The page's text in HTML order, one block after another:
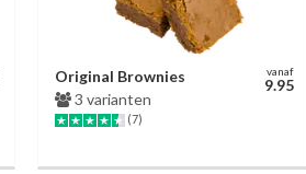
Original Brownies
3 varianten
(7)
vanaf
9.95